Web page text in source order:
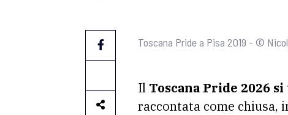
Toscana Pride a Pisa 2019 - ©
Il Toscana Pride 2026
raccontata come chiusa,